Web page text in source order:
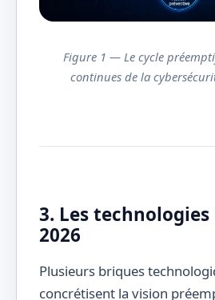
Figure 1 — Le cycle
continues de la
3. Les technologies
2026
Plusieurs briques
concrétisent la vision